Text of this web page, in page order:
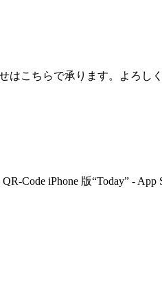
こちらで承ります。よろし
Code iPhone 版“Today” - App